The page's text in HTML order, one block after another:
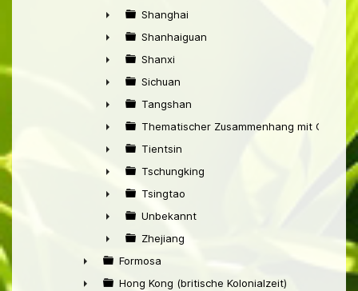
►
►
Shanghai
►
Shanhaiguan
►
Shanxi
►
Sichuan
►
Tangshan
►
Thematischer Zusammenhang mit China
►
Tientsin
►
Tschungking
►
Tsingtao
►
Unbekannt
►
Zhejiang
►
Formosa
Hong Kong (britische Kolonialzeit)